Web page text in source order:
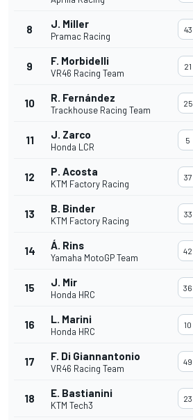
8 J. Miller
Pramac Racing
43
9 F. Morbidelli
VR46 Racing Team
21
10 R. Fernández
Trackhouse Racing Team
25
11 J. Zarco
Honda LCR
5
12 P. Acosta
KTM Factory Racing
37
13 B. Binder
KTM Factory Racing
33
14 Á. Rins
Yamaha MotoGP Team
42
15 J. Mir
Honda HRC
36
16 L. Marini
Honda HRC
10
17 F. Di Giannantonio
VR46 Racing Team
49
18 E. Bastianini
KTM Tech3
23